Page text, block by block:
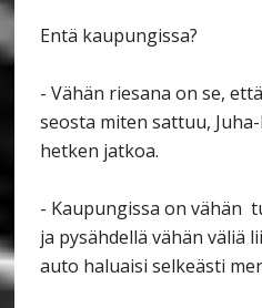
Entä kaupungissa?
- Vähän riesana on se,
seosta miten sattuu,
hetken jatkoa.
- Kaupungissa on vähän
ja pysähdellä vähän väliä
auto haluaisi selkeästi